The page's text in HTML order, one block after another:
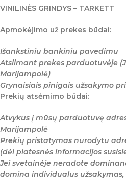
VINILINĖS GRINDYS – TARKETT
Apmokėjimo už prekes būdai:
Išankstiniu bankiniu pavedimu
Atsiimant prekes parduotuvėje
Marijampolė)
Grynaisiais pinigais užsakymo
Prekių atsėmimo būdai:
Atvykus į mūsų parduotuvę
Marijampolė
Prekių pristatymas nurodytu
(dėl platesnės informacijos
Jei svetainėje neradote
domina individualus